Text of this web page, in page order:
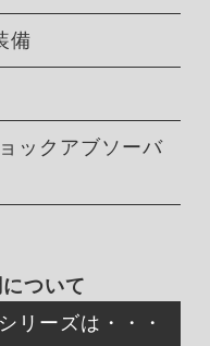
備
ックアブソーバ
ついて
リーズは・・・